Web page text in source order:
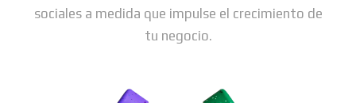
sociales a medida que impulse el crecimiento de
tu negocio.